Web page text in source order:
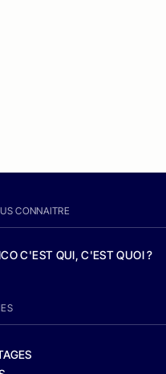
CONNAITRE
C'EST QUI, C'EST QUOI ?